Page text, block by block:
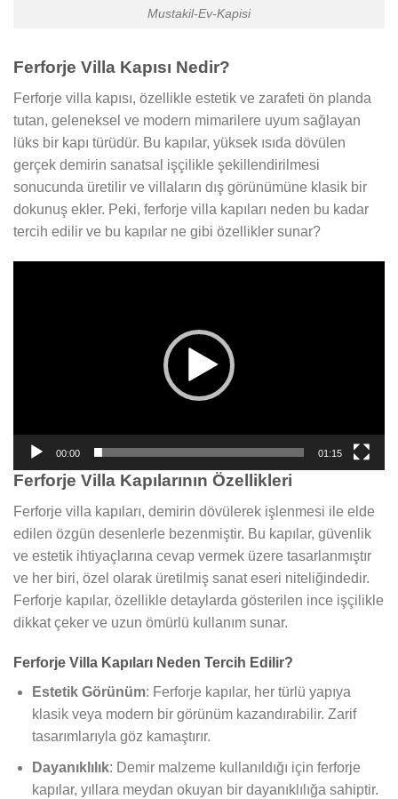
Mustakil-Ev-Kapisi
Ferforje Villa Kapısı Nedir?
Ferforje villa kapısı, özellikle estetik ve zarafeti ön planda
tutan, geleneksel ve modern mimarilere uyum sağlayan
lüks bir kapı türüdür. Bu kapılar, yüksek ısıda dövülen
gerçek demirin sanatsal işçilikle şekillendirilmesi
sonucunda üretilir ve villaların dış görünümüne klasik bir
dokunuş ekler. Peki, ferforje villa kapıları neden bu kadar
tercih edilir ve bu kapılar ne gibi özellikler sunar?
00:00 01:15
Ferforje Villa Kapılarının Özellikleri
Ferforje villa kapıları, demirin dövülerek işlenmesi ile elde
edilen özgün desenlerle bezenmiştir. Bu kapılar, güvenlik
ve estetik ihtiyaçlarına cevap vermek üzere tasarlanmıştır
ve her biri, özel olarak üretilmiş sanat eseri niteliğindedir.
Ferforje kapılar, özellikle detaylarda gösterilen ince işçilikle
dikkat çeker ve uzun ömürlü kullanım sunar.
Ferforje Villa Kapıları Neden Tercih Edilir?
Estetik Görünüm: Ferforje kapılar, her türlü yapıya
klasik veya modern bir görünüm kazandırabilir. Zarif
tasarımlarıyla göz kamaştırır.
Dayanıklılık: Demir malzeme kullanıldığı için ferforje
kapılar, yıllara meydan okuyan bir dayanıklılığa sahiptir.